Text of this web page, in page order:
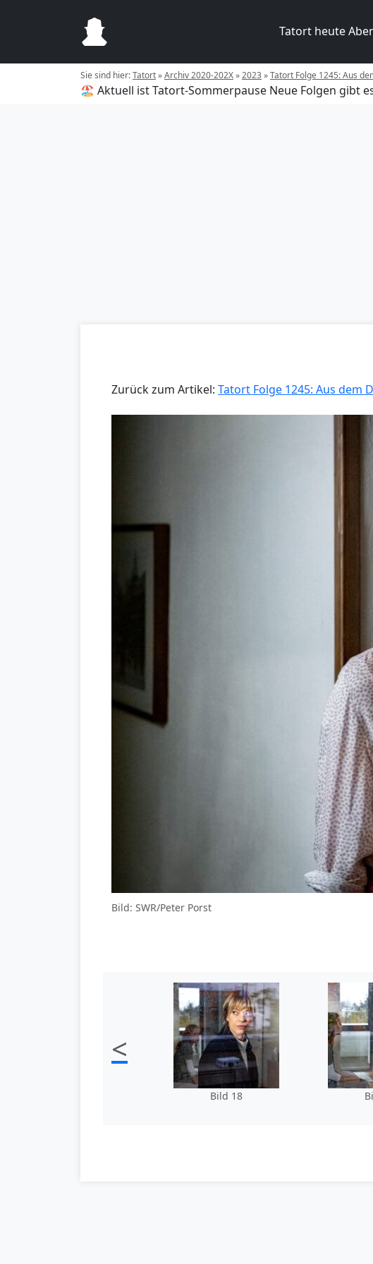
Tatort heute
Sie sind hier:Tatort»Archiv 2020-202X»2023»Tatort Folge 1245: Aus
🏖️ Aktuell ist Tatort-Sommerpause Neue Folgen gibt
Zurück zum Artikel: Tatort Folge 1245: Aus dem
Bild: SWR/Peter Porst
<
Bild 18